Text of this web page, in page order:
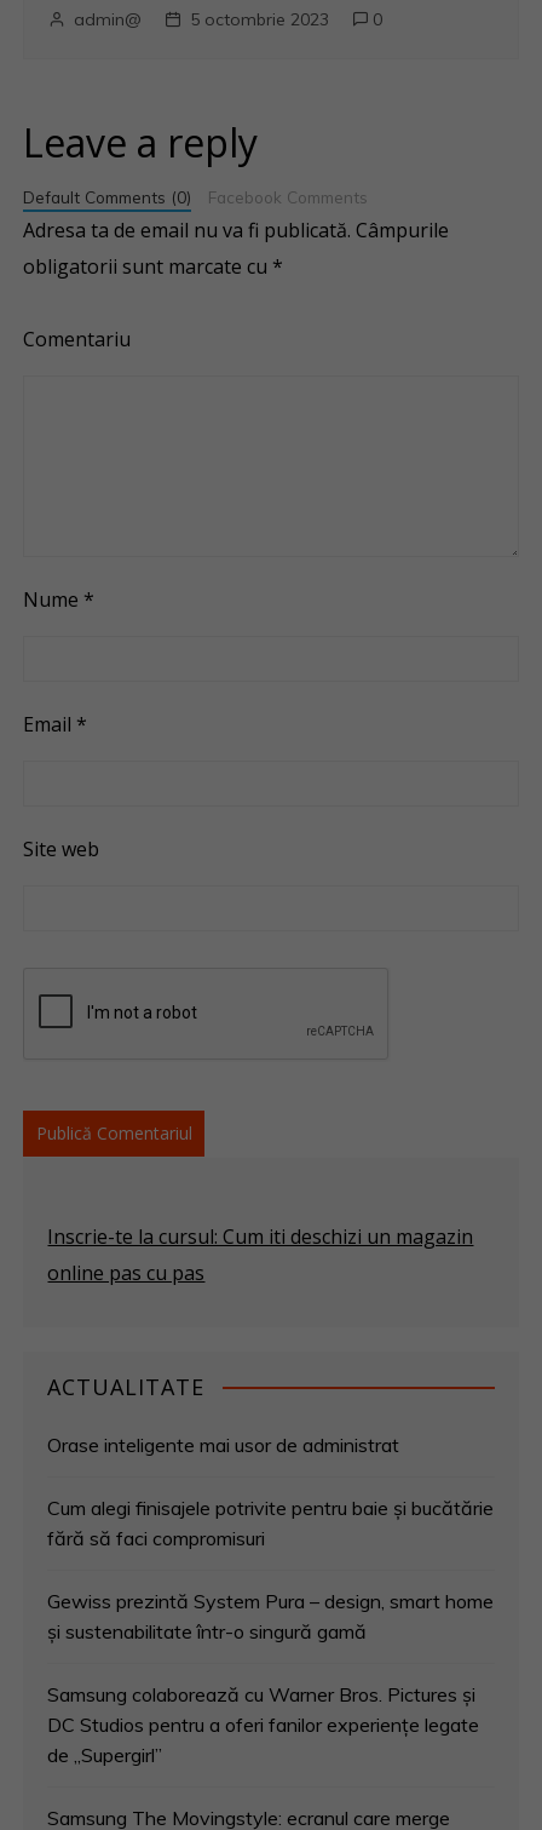
admin@ 5 octombrie 2023 0
Leave a reply
Default Comments (0) Facebook Comments
Adresa ta de email nu va fi publicată. Câmpurile
obligatorii sunt marcate cu *
Comentariu
Nume *
Email *
Site web
Inscrie-te la cursul: Cum iti deschizi un magazin
online pas cu pas
ACTUALITATE
Orase inteligente mai usor de administrat
Cum alegi finisajele potrivite pentru baie și bucătărie
fără să faci compromisuri
Gewiss prezintă System Pura – design, smart home
și sustenabilitate într-o singură gamă
Samsung colaborează cu Warner Bros. Pictures și
DC Studios pentru a oferi fanilor experiențe legate
de „Supergirl”
Samsung The Movingstyle: ecranul care merge